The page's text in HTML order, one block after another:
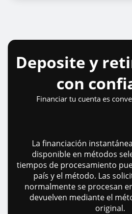
Deposite y
con
Financiar tu cuenta es
La financiación
disponible en métodos
tiempos de procesamiento
país y el método. Las
normalmente se procesan
devuelven mediante el
original.